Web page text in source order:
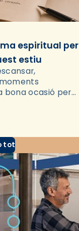
espiritual per
estiu
bona ocasió per
sobre les…
tot